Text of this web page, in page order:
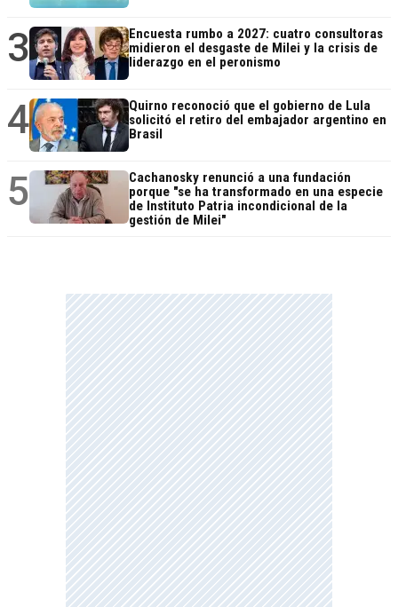
3
Encuesta rumbo a 2027: cuatro consultoras
midieron el desgaste de Milei y la crisis de
liderazgo en el peronismo
4
Quirno reconoció que el gobierno de Lula
solicitó el retiro del embajador argentino en
Brasil
5
Cachanosky renunció a una fundación
porque "se ha transformado en una especie
de Instituto Patria incondicional de la
gestión de Milei"